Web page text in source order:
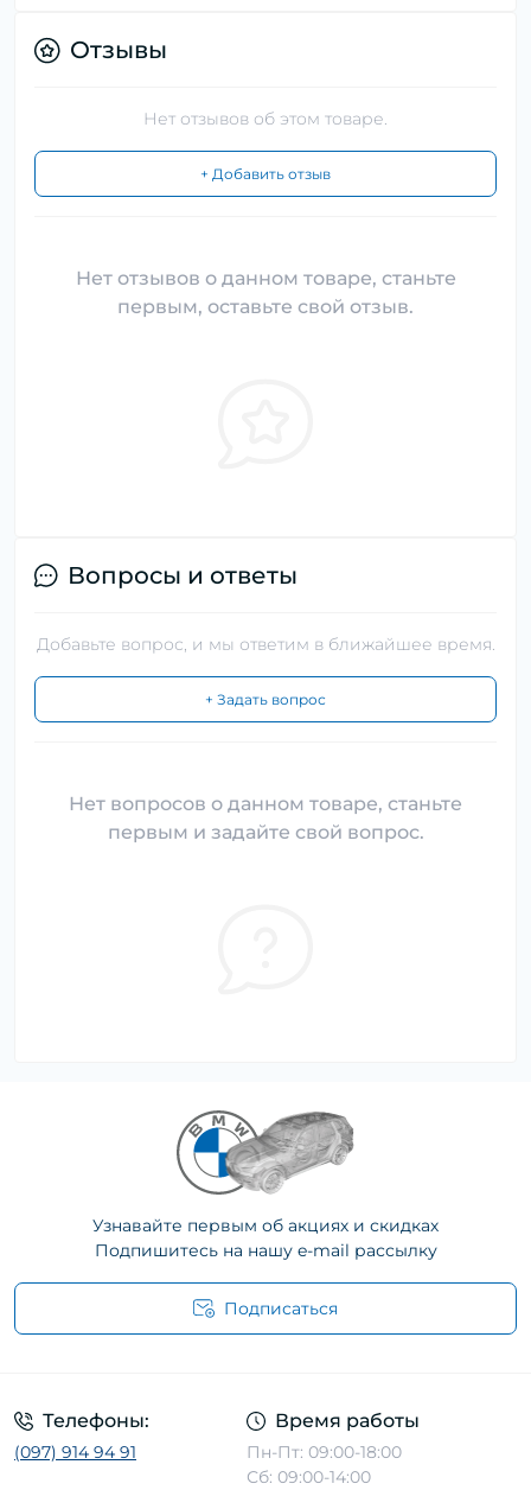
Отзывы
Нет отзывов об этом товаре.
+ Добавить отзыв
Нет отзывов о данном товаре, станьте
первым, оставьте свой отзыв.
Вопросы и ответы
Добавьте вопрос, и мы ответим в ближайшее время.
+ Задать вопрос
Нет вопросов о данном товаре, станьте
первым и задайте свой вопрос.
Узнавайте первым об акциях и скидках
Подпишитесь на нашу e-mail рассылку
Подписаться
Телефоны:
(097) 914 94 91
Время работы
Пн-Пт: 09:00-18:00
Сб: 09:00-14:00